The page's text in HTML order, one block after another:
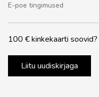
E-poe tingimused
100 € kinkekaarti soovid?
Liitu uudiskirjaga